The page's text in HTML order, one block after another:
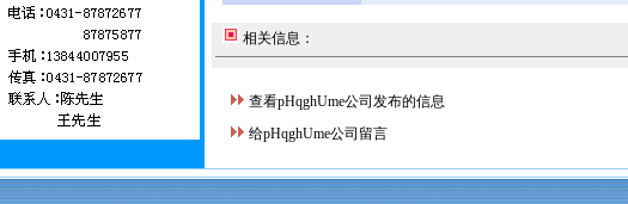
相关信息：
查看pHqghUme公司发布的信息
给pHqghUme公司留言